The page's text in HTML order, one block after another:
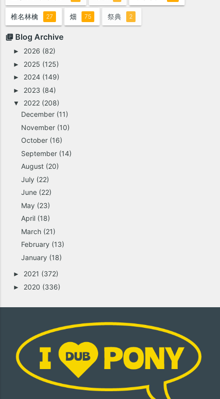
椎名林檎 27 畑 75 祭典 2
Blog Archive
► 2026 (82)
► 2025 (125)
► 2024 (149)
► 2023 (84)
▼ 2022 (208)
December (11)
November (10)
October (16)
September (14)
August (20)
July (22)
June (22)
May (23)
April (18)
March (21)
February (13)
January (18)
► 2021 (372)
► 2020 (336)